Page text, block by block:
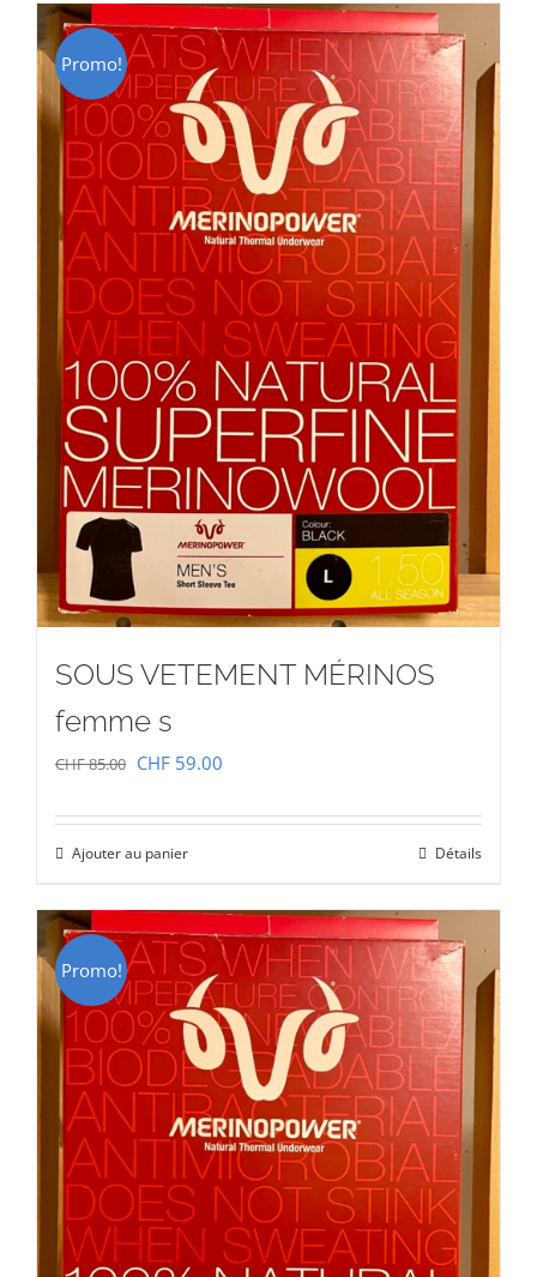
Promo!
SOUS VETEMENT MÉRINOS
femme s
CHF85.00 Le
initial
était :
CHF 85.00.
CHF 59.00
actuel
CHF 59.00.
Ajouter au panier Détails
Promo!